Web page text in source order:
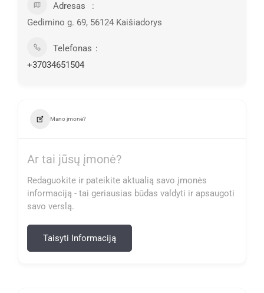
Adresas
Gedimino g. 69, 56124 Kaišiadorys
Telefonas
+37034651504
Mano įmonė?
Ar tai jūsų įmonė?
Redaguokite ir pateikite aktualią savo įmonės
informaciją - tai geriausias būdas valdyti ir apsaugoti
savo verslą.
Taisyti Informaciją